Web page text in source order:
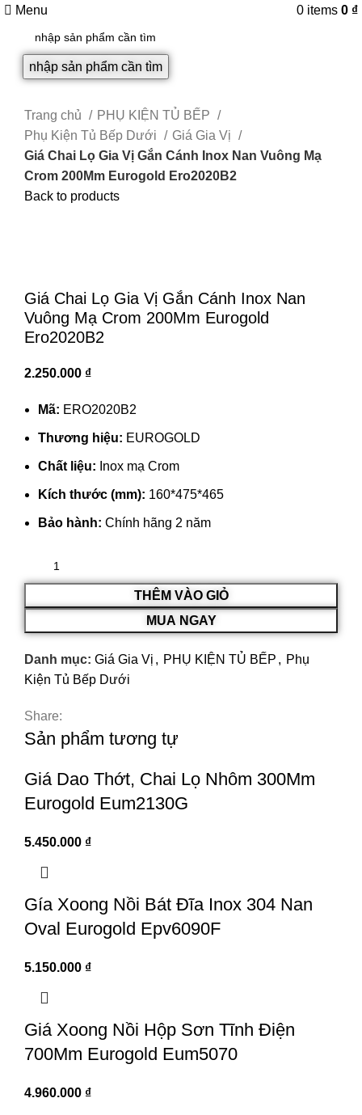
Menu 0 items 0 ₫
nhập sản phẩm cần tìm
Trang chủ
PHỤ KIỆN TỦ BẾP
Phụ Kiện Tủ Bếp Dưới
Giá Gia Vị
Giá Chai Lọ Gia Vị Gắn Cánh Inox Nan Vuông Mạ
Crom 200Mm Eurogold Ero2020B2
Back to products
Giá Chai Lọ Gia Vị Gắn Cánh Inox Nan
Vuông Mạ Crom 200Mm Eurogold
Ero2020B2
2.250.000 ₫
Mã: ERO2020B2
Thương hiệu: EUROGOLD
Chất liệu: Inox mạ Crom
Kích thước (mm): 160*475*465
Bảo hành: Chính hãng 2 năm
THÊM VÀO GIỎ
MUA NGAY
Danh mục: Giá Gia Vị , PHỤ KIỆN TỦ BẾP , Phụ
Kiện Tủ Bếp Dưới
Share:
Sản phẩm tương tự
Giá Dao Thớt, Chai Lọ Nhôm 300Mm
Eurogold Eum2130G
5.450.000 ₫
Gía Xoong Nồi Bát Đĩa Inox 304 Nan
Oval Eurogold Epv6090F
5.150.000 ₫
Giá Xoong Nồi Hộp Sơn Tĩnh Điện
700Mm Eurogold Eum5070
4.960.000 ₫